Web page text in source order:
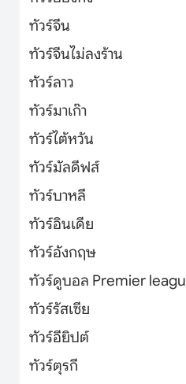
ทัวร์จีน
ทัวร์จีนไม่ลงร้าน
ทัวร์ลาว
ทัวร์มาเก๊า
ทัวร์ไต้หวัน
ทัวร์มัลดีฟส์
ทัวร์บาหลี
ทัวร์อินเดีย
ทัวร์อังกฤษ
ทัวร์ดูบอล Premier
ทัวร์รัสเซีย
ทัวร์อียิปต์
ทัวร์ตุรกี